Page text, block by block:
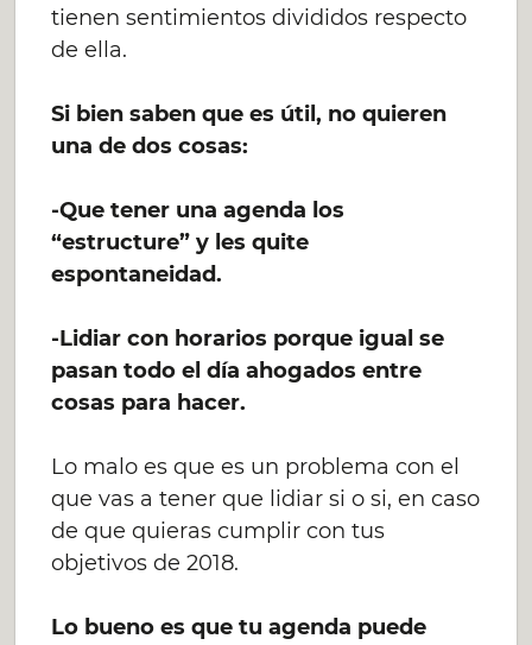
tienen sentimientos divididos respecto
de ella.
Si bien saben que es útil, no quieren
una de dos cosas:
-Que tener una agenda los
“estructure” y les quite
espontaneidad.
-Lidiar con horarios porque igual se
pasan todo el día ahogados entre
cosas para hacer.
Lo malo es que es un problema con el
que vas a tener que lidiar si o si, en caso
de que quieras cumplir con tus
objetivos de 2018.
Lo bueno es que tu agenda puede